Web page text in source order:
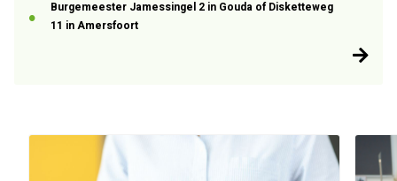
Burgemeester Jamessingel 2 in Gouda of Disketteweg
11 in Amersfoort